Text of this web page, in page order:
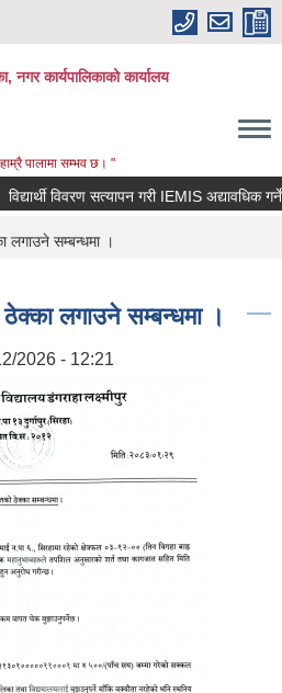
नगर कार्यपालिकाको कार्यालय
पालामा सम्भव छ। "
विद्यार्थी विवरण सत्यापन गरी IEMIS अद्यावधिक गर्ने
सम्बन्धमा ।
लगाउने सम्बन्धमा ।
2026 - 12:21